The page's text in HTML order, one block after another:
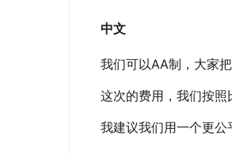
中文
我们可以AA制，大家
这次的费用，我们按照
我建议我们用一个更公